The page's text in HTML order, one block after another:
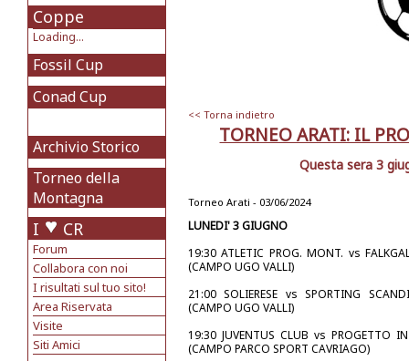
Coppe
Loading...
Fossil Cup
Conad Cup
Archivio Storico
Torneo della
Montagna
I CR
Forum
Collabora con noi
I risultati sul tuo sito!
Area Riservata
Visite
Siti Amici
<< Torna indietro
TORNEO ARATI: IL
Questa sera 3
Torneo Arati - 03/06/2024
LUNEDI' 3 GIUGNO
19:30 ATLETIC PROG. MONT. vs
(CAMPO UGO VALLI)
21:00 SOLIERESE vs SPORTING
(CAMPO UGO VALLI)
19:30 JUVENTUS CLUB vs PROGETTO
(CAMPO PARCO SPORT CAVRIAGO)